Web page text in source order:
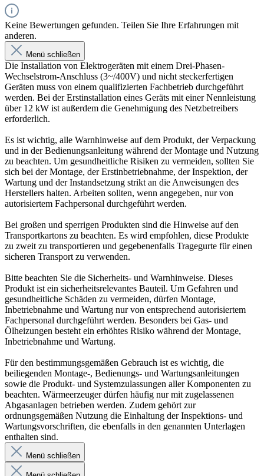
Keine Bewertungen gefunden. Teilen Sie Ihre Erfahrungen mit
anderen.
Menü schließen
Die Installation von Elektrogeräten mit einem Drei-Phasen-
Wechselstrom-Anschluss (3~/400V) und nicht steckerfertigen
Geräten muss von einem qualifizierten Fachbetrieb durchgeführt
werden. Bei der Erstinstallation eines Geräts mit einer Nennleistung
über 12 kW ist außerdem die Genehmigung des Netzbetreibers
erforderlich.
Es ist wichtig, alle Warnhinweise auf dem Produkt, der Verpackung
und in der Bedienungsanleitung während der Montage und Nutzung
zu beachten. Um gesundheitliche Risiken zu vermeiden, sollten Sie
sich bei der Montage, der Erstinbetriebnahme, der Inspektion, der
Wartung und der Instandsetzung strikt an die Anweisungen des
Herstellers halten. Arbeiten sollten, wenn angegeben, nur von
autorisiertem Fachpersonal durchgeführt werden.
Bei großen und sperrigen Produkten sind die Hinweise auf den
Transportkartons zu beachten. Es wird empfohlen, diese Produkte
zu zweit zu transportieren und gegebenenfalls Tragegurte für einen
sicheren Transport zu verwenden.
Bitte beachten Sie die Sicherheits- und Warnhinweise. Dieses
Produkt ist ein sicherheitsrelevantes Bauteil. Um Gefahren und
gesundheitliche Schäden zu vermeiden, dürfen Montage,
Inbetriebnahme und Wartung nur von entsprechend autorisiertem
Fachpersonal durchgeführt werden. Besonders bei Gas- und
Ölheizungen besteht ein erhöhtes Risiko während der Montage,
Inbetriebnahme und Wartung.
Für den bestimmungsgemäßen Gebrauch ist es wichtig, die
beiliegenden Montage-, Bedienungs- und Wartungsanleitungen
sowie die Produkt- und Systemzulassungen aller Komponenten zu
beachten. Wärmeerzeuger dürfen häufig nur mit zugelassenen
Abgasanlagen betrieben werden. Zudem gehört zur
ordnungsgemäßen Nutzung die Einhaltung der Inspektions- und
Wartungsvorschriften, die ebenfalls in den genannten Unterlagen
enthalten sind.
Menü schließen